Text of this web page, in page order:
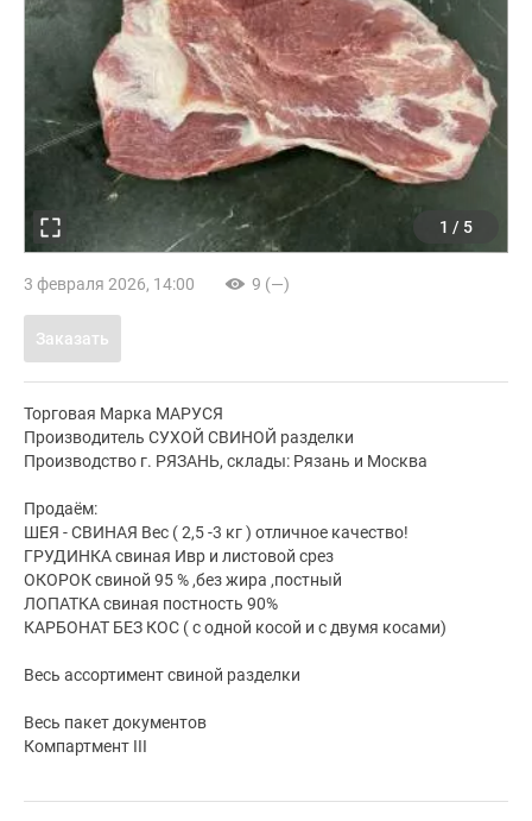
1 / 5
3 февраля 2026, 14:00 9 (—)
Заказать
Торговая Марка МАРУСЯ
Производитель СУХОЙ СВИНОЙ разделки
Производство г. РЯЗАНЬ, склады: Рязань и Москва
Продаём:
ШЕЯ - СВИНАЯ Вес ( 2,5 -3 кг ) отличное качество!
ГРУДИНКА свиная Ивр и листовой срез
ОКОРОК свиной 95 % ,без жира ,постный
ЛОПАТКА свиная постность 90%
КАРБОНАТ БЕЗ КОС ( с одной косой и с двумя косами)
Весь ассортимент свиной разделки
Весь пакет документов
Компартмент III